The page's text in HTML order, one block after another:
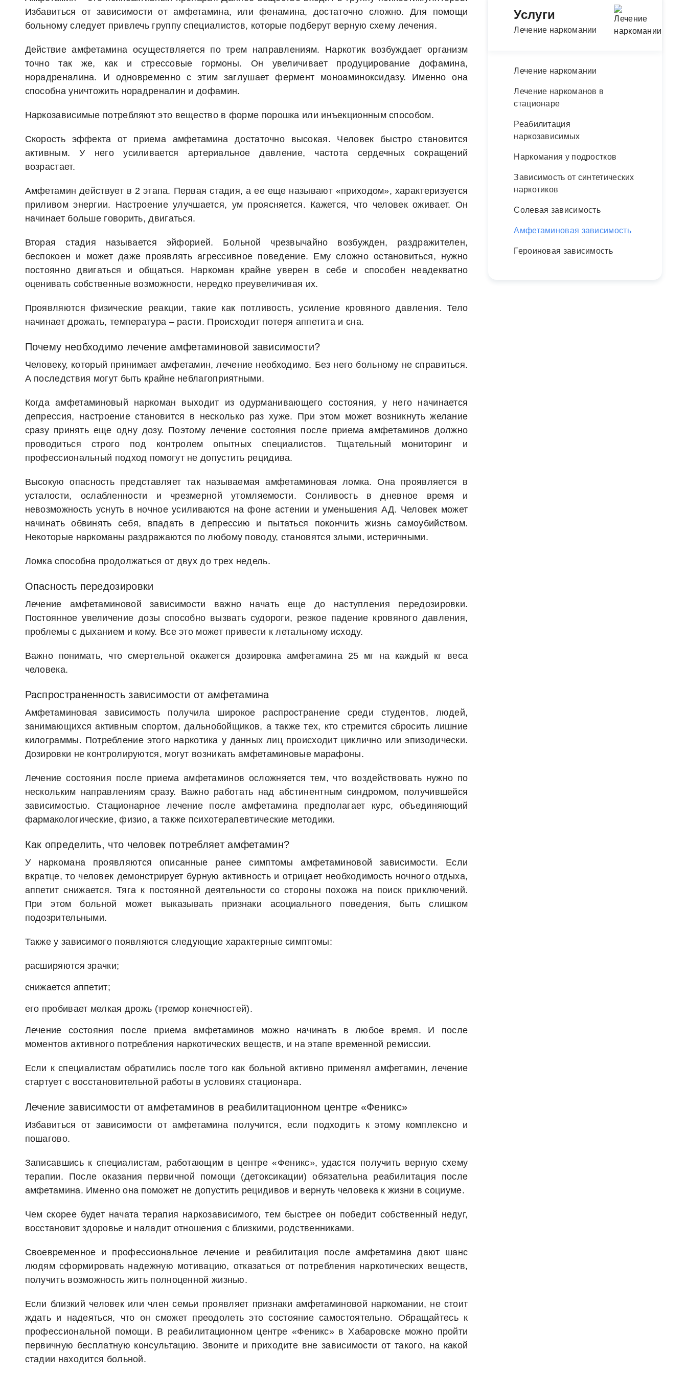
Избавиться от зависимости от амфетамина, или фенамина, достаточно сложно. Для помощи
больному следует привлечь группу специалистов, которые подберут верную схему лечения.
Действие амфетамина осуществляется по трем направлениям. Наркотик возбуждает организм
точно так же, как и стрессовые гормоны. Он увеличивает продуцирование дофамина,
норадреналина. И одновременно с этим заглушает фермент моноаминоксидазу. Именно она
способна уничтожить норадреналин и дофамин.
Наркозависимые потребляют это вещество в форме порошка или инъекционным способом.
Скорость эффекта от приема амфетамина достаточно высокая. Человек быстро становится
активным. У него усиливается артериальное давление, частота сердечных сокращений
возрастает.
Амфетамин действует в 2 этапа. Первая стадия, а ее еще называют «приходом», характеризуется
приливом энергии. Настроение улучшается, ум проясняется. Кажется, что человек оживает. Он
начинает больше говорить, двигаться.
Вторая стадия называется эйфорией. Больной чрезвычайно возбужден, раздражителен,
беспокоен и может даже проявлять агрессивное поведение. Ему сложно остановиться, нужно
постоянно двигаться и общаться. Наркоман крайне уверен в себе и способен неадекватно
оценивать собственные возможности, нередко преувеличивая их.
Проявляются физические реакции, такие как потливость, усиление кровяного давления. Тело
начинает дрожать, температура – расти. Происходит потеря аппетита и сна.
Почему необходимо лечение амфетаминовой зависимости?
Человеку, который принимает амфетамин, лечение необходимо. Без него больному не справиться.
А последствия могут быть крайне неблагоприятными.
Когда амфетаминовый наркоман выходит из одурманивающего состояния, у него начинается
депрессия, настроение становится в несколько раз хуже. При этом может возникнуть желание
сразу принять еще одну дозу. Поэтому лечение состояния после приема амфетаминов должно
проводиться строго под контролем опытных специалистов. Тщательный мониторинг и
профессиональный подход помогут не допустить рецидива.
Высокую опасность представляет так называемая амфетаминовая ломка. Она проявляется в
усталости, ослабленности и чрезмерной утомляемости. Сонливость в дневное время и
невозможность уснуть в ночное усиливаются на фоне астении и уменьшения АД. Человек может
начинать обвинять себя, впадать в депрессию и пытаться покончить жизнь самоубийством.
Некоторые наркоманы раздражаются по любому поводу, становятся злыми, истеричными.
Ломка способна продолжаться от двух до трех недель.
Опасность передозировки
Лечение амфетаминовой зависимости важно начать еще до наступления передозировки.
Постоянное увеличение дозы способно вызвать судороги, резкое падение кровяного давления,
проблемы с дыханием и кому. Все это может привести к летальному исходу.
Важно понимать, что смертельной окажется дозировка амфетамина 25 мг на каждый кг веса
человека.
Распространенность зависимости от амфетамина
Амфетаминовая зависимость получила широкое распространение среди студентов, людей,
занимающихся активным спортом, дальнобойщиков, а также тех, кто стремится сбросить лишние
килограммы. Потребление этого наркотика у данных лиц происходит циклично или эпизодически.
Дозировки не контролируются, могут возникать амфетаминовые марафоны.
Лечение состояния после приема амфетаминов осложняется тем, что воздействовать нужно по
нескольким направлениям сразу. Важно работать над абстинентным синдромом, получившейся
зависимостью. Стационарное лечение после амфетамина предполагает курс, объединяющий
фармакологические, физио, а также психотерапевтические методики.
Как определить, что человек потребляет амфетамин?
У наркомана проявляются описанные ранее симптомы амфетаминовой зависимости. Если
вкратце, то человек демонстрирует бурную активность и отрицает необходимость ночного отдыха,
аппетит снижается. Тяга к постоянной деятельности со стороны похожа на поиск приключений.
При этом больной может выказывать признаки асоциального поведения, быть слишком
подозрительными.
Также у зависимого появляются следующие характерные симптомы:
расширяются зрачки;
снижается аппетит;
его пробивает мелкая дрожь (тремор конечностей).
Лечение состояния после приема амфетаминов можно начинать в любое время. И после
моментов активного потребления наркотических веществ, и на этапе временной ремиссии.
Если к специалистам обратились после того как больной активно применял амфетамин, лечение
стартует с восстановительной работы в условиях стационара.
Лечение зависимости от амфетаминов в реабилитационном центре «Феникс»
Избавиться от зависимости от амфетамина получится, если подходить к этому комплексно и
пошагово.
Записавшись к специалистам, работающим в центре «Феникс», удастся получить верную схему
терапии. После оказания первичной помощи (детоксикации) обязательна реабилитация после
амфетамина. Именно она поможет не допустить рецидивов и вернуть человека к жизни в социуме.
Чем скорее будет начата терапия наркозависимого, тем быстрее он победит собственный недуг,
восстановит здоровье и наладит отношения с близкими, родственниками.
Своевременное и профессиональное лечение и реабилитация после амфетамина дают шанс
людям сформировать надежную мотивацию, отказаться от потребления наркотических веществ,
получить возможность жить полноценной жизнью.
Если близкий человек или член семьи проявляет признаки амфетаминовой наркомании, не стоит
ждать и надеяться, что он сможет преодолеть это состояние самостоятельно. Обращайтесь к
профессиональной помощи. В реабилитационном центре «Феникс» в Хабаровске можно пройти
первичную бесплатную консультацию. Звоните и приходите вне зависимости от такого, на какой
стадии находится больной.
Услуги
Лечение наркомании
Лечение наркомании
Лечение наркоманов в
стационаре
Реабилитация
наркозависимых
Наркомания у подростков
Зависимость от синтетических
наркотиков
Солевая зависимость
Амфетаминовая зависимость
Героиновая зависимость